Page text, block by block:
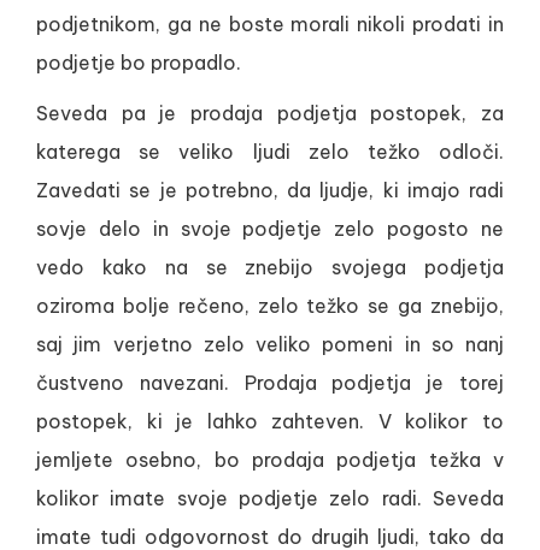
podjetnikom, ga ne boste morali nikoli prodati in
podjetje bo propadlo.
Seveda pa je prodaja podjetja postopek, za
katerega se veliko ljudi zelo težko odloči.
Zavedati se je potrebno, da ljudje, ki imajo radi
sovje delo in svoje podjetje zelo pogosto ne
vedo kako na se znebijo svojega podjetja
oziroma bolje rečeno, zelo težko se ga znebijo,
saj jim verjetno zelo veliko pomeni in so nanj
čustveno navezani. Prodaja podjetja je torej
postopek, ki je lahko zahteven. V kolikor to
jemljete osebno, bo prodaja podjetja težka v
kolikor imate svoje podjetje zelo radi. Seveda
imate tudi odgovornost do drugih ljudi, tako da